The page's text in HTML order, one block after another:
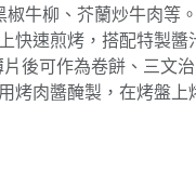
牛柳、芥蘭炒牛肉等。
快速煎烤，搭配特製醬
片後可作為卷餅、三文
烤肉醬醃製，在烤盤上